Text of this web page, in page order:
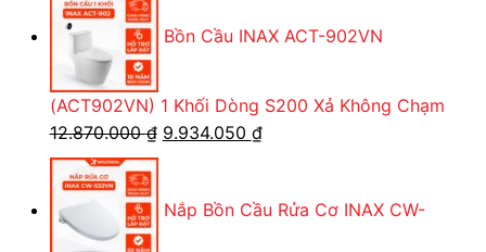
là:
34.280.000 ₫. là:
Bồn Cầu INAX ACT-902VN
(ACT902VN) 1 Khối Dòng S200 Xả Không Chạm
12.870.000₫ Giá
12.870.000 ₫.
9.934.050 ₫Giá
là:
Nắp Bồn Cầu Rửa Cơ INAX CW-